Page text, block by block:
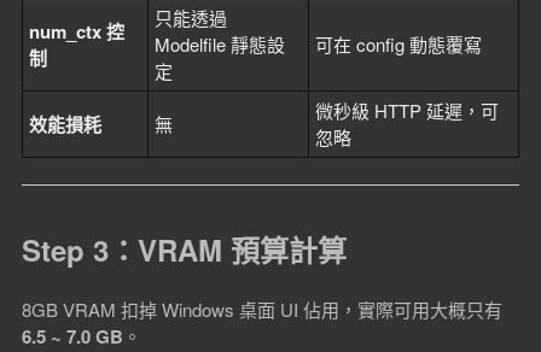
num_ctx 控
制
只能透過
Modelfile 靜態設
定
可在 config 動態覆寫
效能損耗 無
微秒級 HTTP 延遲，可
忽略
Step 3：VRAM 預算計算
8GB VRAM 扣掉 Windows 桌面 UI 佔用，實際可用大概只有
6.5 ~ 7.0 GB 。